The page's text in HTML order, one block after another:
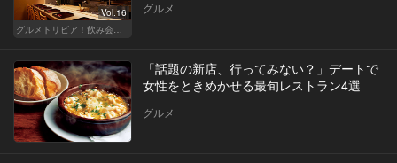
Vol.16
グルメトリビア！飲み会やデートで会話のネタになるQ＆A
グルメ
「話題の新店、行ってみない？」デートで
女性をときめかせる最旬レストラン4選
グルメ